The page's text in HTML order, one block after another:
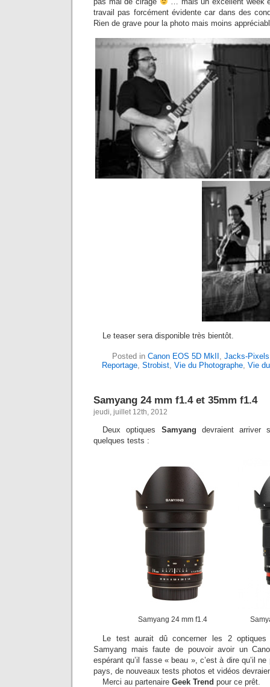
travail pas forcément évidente car dans des
Rien de grave pour la photo mais moins
Le teaser sera disponible très bientôt.
Posted in Canon EOS 5D MkII , Jacks-Pixels
Reportage, Strobist, Vie du Photographe, Vie
Samyang 24 mm f1.4 et 35mm f1.4
jeudi, juillet 12th, 2012
Deux optiques Samyang devraient arriver
quelques tests :
Samyang 24 mm f1.4
Le test aurait dû concerner les 2
Samyang mais faute de pouvoir avoir un
espérant qu’il fasse « beau », c’est à dire qu’il
pays, de nouveaux tests photos et vidéos
Merci au partenaire Geek Trend pour ce prêt.